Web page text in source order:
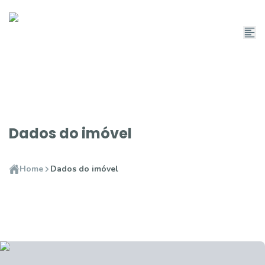
Dados do imóvel
Home Dados do imóvel